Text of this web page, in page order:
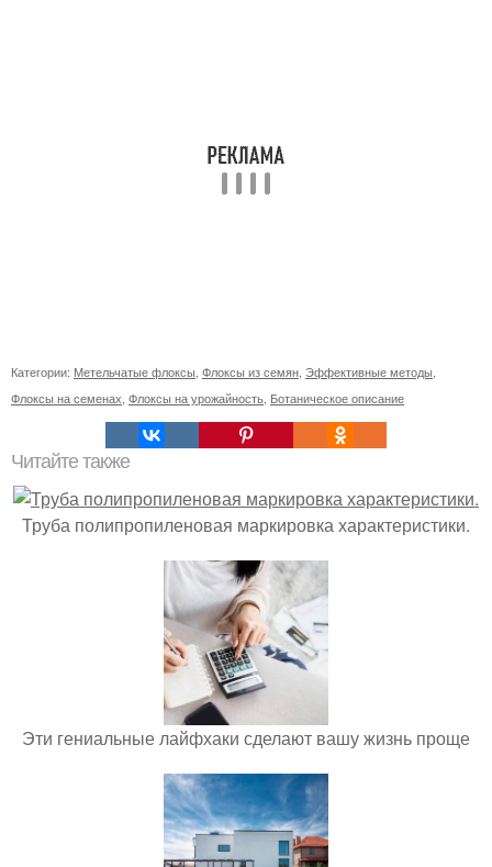
Категории: Метельчатые флоксы, Флоксы из семян, Эффективные методы,
Флоксы на семенах, Флоксы на урожайность, Ботаническое описание
Читайте также
Труба полипропиленовая маркировка характеристики.
Эти гениальные лайфхаки сделают вашу жизнь проще